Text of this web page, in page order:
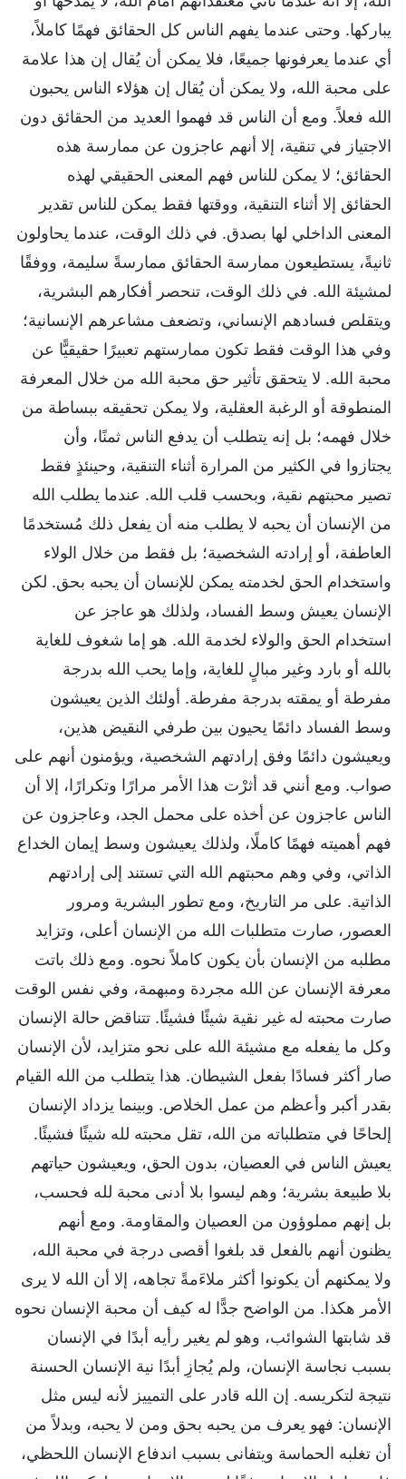
يباركها. وحتى عندما يفهم الناس كل الحقائق فهمًا كاملاً،
أي عندما يعرفونها جميعًا، فلا يمكن أن يُقال إن هذا علامة
على محبة الله، ولا يمكن أن يُقال إن هؤلاء الناس يحبون
الله فعلاً. ومع أن الناس قد فهموا العديد من الحقائق دون
الاجتياز في تنقية، إلا أنهم عاجزون عن ممارسة هذه
الحقائق؛ لا يمكن للناس فهم المعنى الحقيقي لهذه
الحقائق إلا أثناء التنقية، ووقتها فقط يمكن للناس تقدير
المعنى الداخلي لها بصدق. في ذلك الوقت، عندما يحاولون
ثانيةً، يستطيعون ممارسة الحقائق ممارسةً سليمة، ووفقًا
لمشيئة الله. في ذلك الوقت، تنحصر أفكارهم البشرية،
ويتقلص فسادهم الإنساني، وتضعف مشاعرهم الإنسانية؛
وفي هذا الوقت فقط تكون ممارستهم تعبيرًا حقيقيًّا عن
محبة الله. لا يتحقق تأثير حق محبة الله من خلال المعرفة
المنطوقة أو الرغبة العقلية، ولا يمكن تحقيقه ببساطة من
خلال فهمه؛ بل إنه يتطلب أن يدفع الناس ثمنًا، وأن
يجتازوا في الكثير من المرارة أثناء التنقية، وحينئذٍ فقط
تصير محبتهم نقية، وبحسب قلب الله. عندما يطلب الله
من الإنسان أن يحبه لا يطلب منه أن يفعل ذلك مُستخدمًا
العاطفة، أو إرادته الشخصية؛ بل فقط من خلال الولاء
واستخدام الحق لخدمته يمكن للإنسان أن يحبه بحق. لكن
الإنسان يعيش وسط الفساد، ولذلك هو عاجز عن
استخدام الحق والولاء لخدمة الله. هو إما شغوف للغاية
بالله أو بارد وغير مبالٍ للغاية، وإما يحب الله بدرجة
مفرطة أو يمقته بدرجة مفرطة. أولئك الذين يعيشون
وسط الفساد دائمًا يحيون بين طرفي النقيض هذين،
ويعيشون دائمًا وفق إرادتهم الشخصية، ويؤمنون أنهم على
صواب. ومع أنني قد أثرْت هذا الأمر مرارًا وتكرارًا، إلا أن
الناس عاجزون عن أخذه على محمل الجد، وعاجزون عن
فهم أهميته فهمًا كاملًا، ولذلك يعيشون وسط إيمان الخداع
الذاتي، وفي وهم محبتهم الله التي تستند إلى إرادتهم
الذاتية. على مر التاريخ، ومع تطور البشرية ومرور
العصور، صارت متطلبات الله من الإنسان أعلى، وتزايد
مطلبه من الإنسان بأن يكون كاملاً نحوه. ومع ذلك باتت
معرفة الإنسان عن الله مجردة ومبهمة، وفي نفس الوقت
صارت محبته له غير نقية شيئًا فشيئًا. تتناقض حالة الإنسان
وكل ما يفعله مع مشيئة الله على نحو متزايد، لأن الإنسان
صار أكثر فسادًا بفعل الشيطان. هذا يتطلب من الله القيام
بقدر أكبر وأعظم من عمل الخلاص. وبينما يزداد الإنسان
إلحاحًا في متطلباته من الله، تقل محبته لله شيئًا فشيئًا.
يعيش الناس في العصيان، بدون الحق، ويعيشون حياتهم
بلا طبيعة بشرية؛ وهم ليسوا بلا أدنى محبة لله فحسب،
بل إنهم مملوؤون من العصيان والمقاومة. ومع أنهم
يظنون أنهم بالفعل قد بلغوا أقصى درجة في محبة الله،
ولا يمكنهم أن يكونوا أكثر ملاءَمةً تجاهه، إلا أن الله لا يرى
الأمر هكذا. من الواضح جدًّا له كيف أن محبة الإنسان نحوه
قد شابتها الشوائب، وهو لم يغير رأيه أبدًا في الإنسان
بسبب نجاسة الإنسان، ولم يُجازِ أبدًا نية الإنسان الحسنة
نتيجة لتكريسه. إن الله قادر على التمييز لأنه ليس مثل
الإنسان: فهو يعرف من يحبه بحق ومن لا يحبه، وبدلاً من
أن تغلبه الحماسة ويتفانى بسبب اندفاع الإنسان اللحظي،